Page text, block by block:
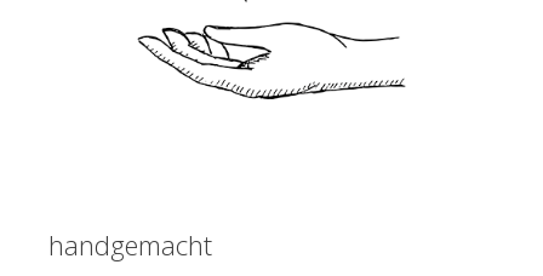
handgemacht